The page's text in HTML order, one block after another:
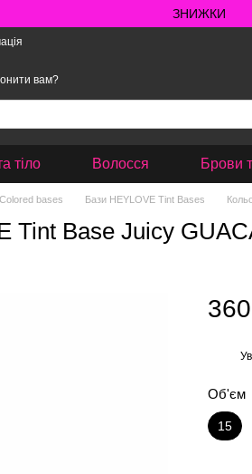
ЗНИЖКИ
вам?
тіло Волосся Брови
bases Бази HEYLOVE Tint Bases
Tint Base Juicy
Об'єм
15